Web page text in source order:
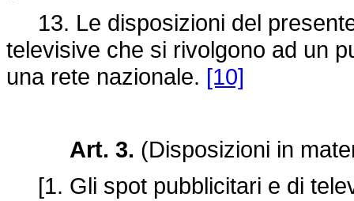
13. Le disposizioni del
televisive che si rivolgono ad un
una rete nazionale. [10]
Art. 3. (Disposizioni in
[1. Gli spot pubblicitari e di